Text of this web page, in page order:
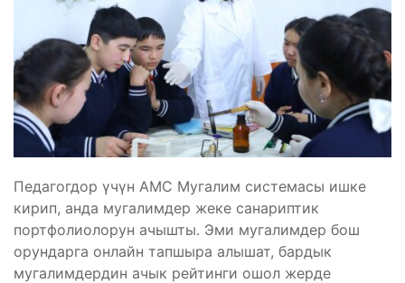
Педагогдор үчүн АМС Мугалим системасы ишке
кирип, анда мугалимдер жеке санариптик
портфолиолорун ачышты. Эми мугалимдер бош
орундарга онлайн тапшыра алышат, бардык
мугалимдердин ачык рейтинги ошол жерде